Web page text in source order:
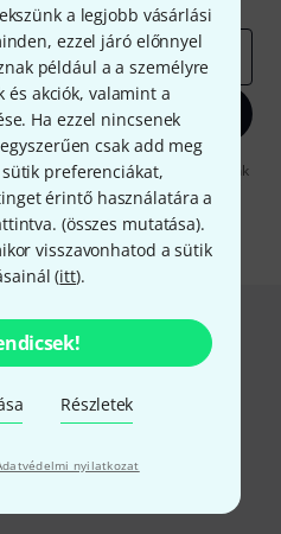
a legjobb vásárlási
ezzel járó előnnyel
például a a személyre
és akciók, valamint a
Ha ezzel nincsenek
csak add meg
preferenciákat,
érintő használatára a
(összes mutatása).
visszavonhatod a sütik
(itt).
Részletek
nyilatkozat
elfogadja, hogy e-mailben küldjünk
erről. A hírlevélről további
guideline-ben talál.
kötelező
fizetés
Banki átutalás vagy